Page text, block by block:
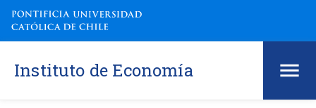
Instituto de Economía